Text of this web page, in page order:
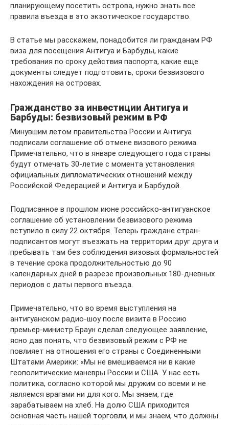
планирующему посетить острова, нужно знать все
правила въезда в это экзотическое государство.
В статье мы расскажем, понадобится ли гражданам РФ
виза для посещения Антигуа и Барбуды, какие
требования по сроку действия паспорта, какие еще
документы следует подготовить, сроки безвизового
нахождения на островах.
Гражданство за инвестиции Антигуа и
Барбуды: безвизовый режим в РФ
Минувшим летом правительства России и Антигуа
подписали соглашение об отмене визового режима.
Примечательно, что в январе следующего года страны
будут отмечать 30-летие с момента установления
официальных дипломатических отношений между
Российской Федерацией и Антигуа и Барбудой.
Подписанное в прошлом июне российско-антигуанское
соглашение об установлении безвизового режима
вступило в силу 22 октября. Теперь граждане стран-
подписантов могут въезжать на территории друг друга и
пребывать там без соблюдения визовых формальностей
в течение срока продолжительностью до 90
календарных дней в разрезе произвольных 180-дневных
периодов с даты первого въезда.
Примечательно, что во время выступления на
антигуанском радио-шоу после визита в Россию
премьер-министр Браун сделал следующее заявление,
ясно дав понять, что безвизовый режим с РФ не
повлияет на отношения его страны с Соединенными
Штатами Америки: «Мы не вмешиваемся ни в какие
геополитические маневры России и США. У нас есть
политика, согласно которой мы дружим со всеми и не
являемся врагами ни для кого. Мы знаем, где
зарабатываем на хлеб. На долю США приходится
основная часть нашей торговли, и мы знаем, что должны